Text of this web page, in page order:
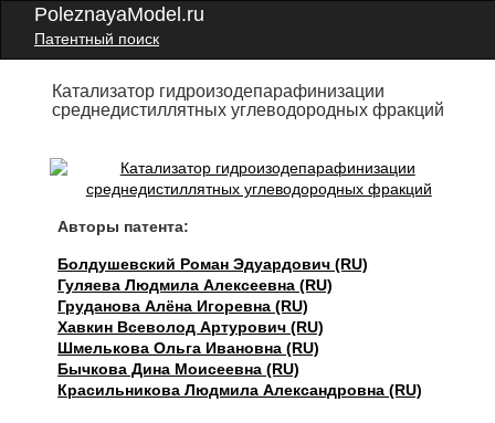
PoleznayaModel.ru
Патентный поиск
Катализатор гидроизодепарафинизации
среднедистиллятных углеводородных фракций
Авторы патента:
Болдушевский Роман Эдуардович (RU)
Гуляева Людмила Алексеевна (RU)
Груданова Алёна Игоревна (RU)
Хавкин Всеволод Артурович (RU)
Шмелькова Ольга Ивановна (RU)
Бычкова Дина Моисеевна (RU)
Красильникова Людмила Александровна (RU)